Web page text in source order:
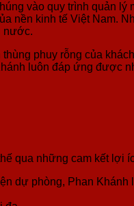
vào quy trình quản lý
nền kinh tế Việt Nam.
nước.
phuy rỗng của
luôn đáp ứng được
qua những cam kết lợi
dự phòng, Phan Khánh